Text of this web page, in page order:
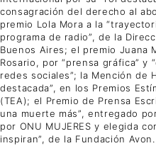
consagración del derecho al
premio Lola Mora a la
programa de radio”, de la
Buenos Aires; el premio Juana
Rosario, por “prensa gráfica” y
redes sociales”; la Mención de
destacada”, en los Premios
(TEA); el Premio de Prensa
una muerte más”, entregado
por ONU MUJERES y elegida
inspiran”, de la Fundación Avon.